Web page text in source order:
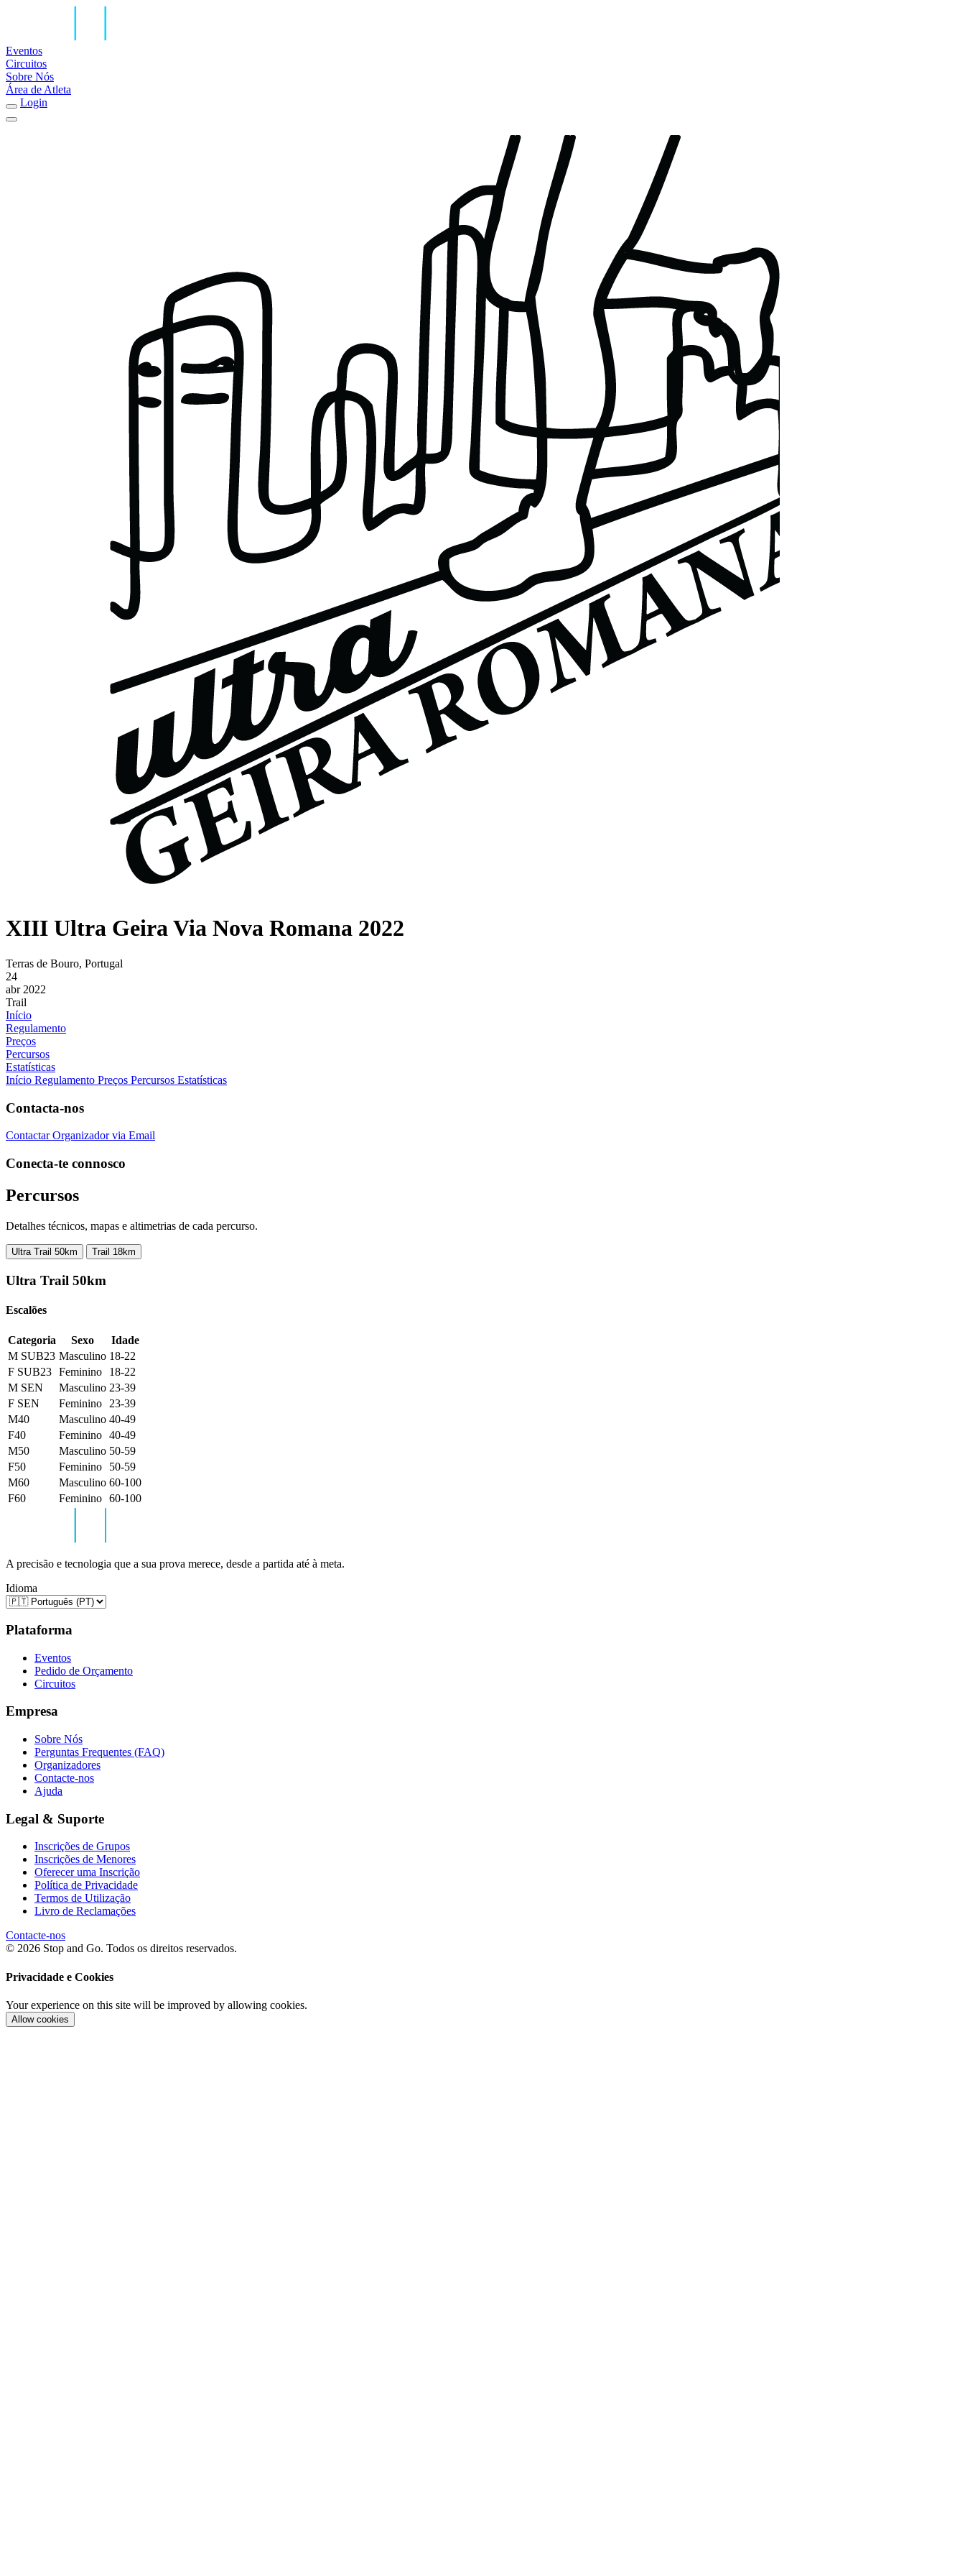
Eventos
Circuitos
Sobre Nós
Área de Atleta
Login
XIII Ultra Geira Via Nova Romana 2022
Terras de Bouro, Portugal
24
abr 2022
Trail
Início
Regulamento
Preços
Percursos
Estatísticas
Início Regulamento Preços Percursos Estatísticas
Contacta-nos
Contactar Organizador via Email
Conecta-te connosco
Percursos
Detalhes técnicos, mapas e altimetrias de cada percurso.
Ultra Trail 50km Trail 18km
Ultra Trail 50km
Escalões
Categoria Sexo
Idade
M SUB23 Masculino 18-22
F SUB23 Feminino
18-22
M SEN
Masculino 23-39
F SEN
Feminino
23-39
M40
Masculino 40-49
F40
Feminino 40-49
M50
Masculino 50-59
F50
Feminino
50-59
M60
Masculino 60-100
F60
Feminino 60-100
A precisão e tecnologia que a sua prova merece, desde a partida até à meta.
Idioma
Plataforma
Eventos
Pedido de Orçamento
Circuitos
Empresa
Sobre Nós
Perguntas Frequentes (FAQ)
Organizadores
Contacte-nos
Ajuda
Legal & Suporte
Inscrições de Grupos
Inscrições de Menores
Oferecer uma Inscrição
Política de Privacidade
Termos de Utilização
Livro de Reclamações
Contacte-nos
© 2026 Stop and Go. Todos os direitos reservados.
Privacidade e Cookies
Your experience on this site will be improved by allowing cookies.
Allow cookies